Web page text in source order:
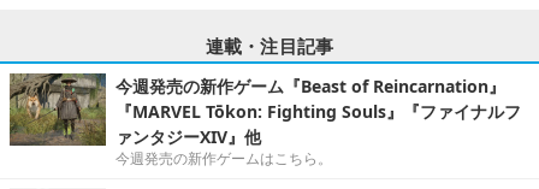
連載・注目記事
今週発売の新作ゲーム『Beast of Reincarnation』
『MARVEL Tōkon: Fighting Souls』『ファイナルフ
ァンタジーXIV』他
今週発売の新作ゲームはこちら。